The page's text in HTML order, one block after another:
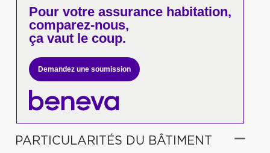
Pour votreassurance habitation,
comparez-nous,
ça vaut le coup.
Demandez une soumission
PARTICULARITÉS DU BÂTIMENT